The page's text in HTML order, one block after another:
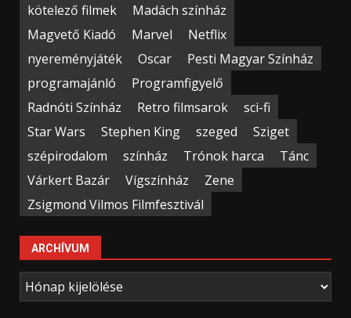
kötelező filmek
Madách színház
Magvető Kiadó
Marvel
Netflix
nyereményjáték
Oscar
Pesti Magyar Színház
programajánló
Programfigyelő
Radnóti Színház
Retro filmsarok
sci-fi
Star Wars
Stephen King szeged
Sziget
szépirodalom
színház Trónok harca
Tánc
Várkert Bazár
Vígszínház
Zene
Zsigmond Vilmos Filmfesztivál
ARCHÍVUM
Archívum